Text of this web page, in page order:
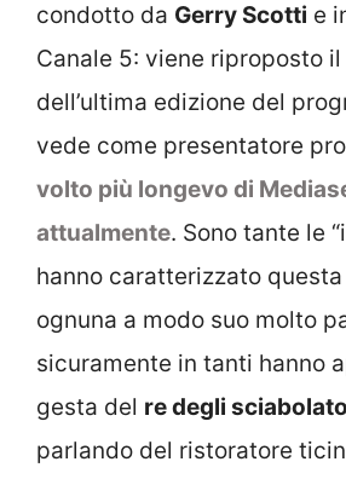
condotto da Gerry Scotti e
Canale 5: viene riproposto
dell’ultima edizione del
vede come presentatore
volto più longevo di
attualmente. Sono tante le
hanno caratterizzato
ognuna a modo suo molto
sicuramente in tanti hanno
gesta del re degli
parlando del ristoratore